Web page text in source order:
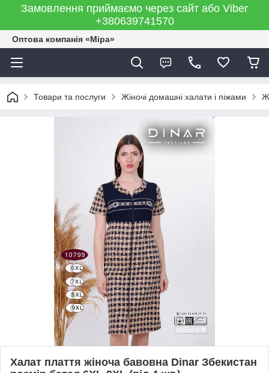
Замовлення приймаємо через сайт або Viber
+380639741570
Оптова компанія «Міра»
Товари та послуги Жіночі домашні халати і піжами
Халат плаття жіноча бавовна Dinar Збекистан